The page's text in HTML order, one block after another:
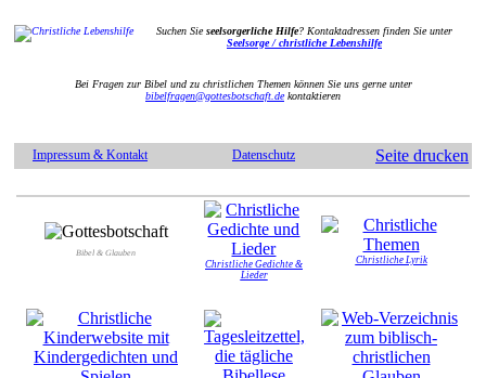
Suchen Sieseelsorgerliche Hilfe? Kontaktadressen finden Sie unter
Seelsorge / christliche Lebenshilfe
Bei Fragen zur Bibel und zu christlichen Themen können Sie uns gerne unter
bibelfragen@gottesbotschaft.dekontaktieren
Impressum & Kontakt Datenschutz Seite drucken
Bibel & Glauben
Christliche Gedichte &
Lieder
Christliche Lyrik